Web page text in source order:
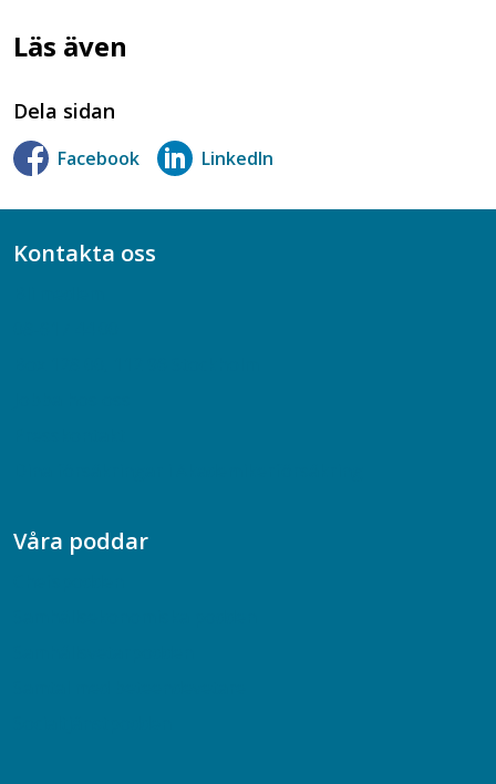
Läs även
Dela sidan
Facebook LinkedIn
Kontakta oss
Våra poddar